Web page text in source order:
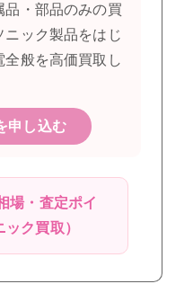
品・部品のみの買
ック製品をはじ
般を高価買取し
申し込む
場・査定ポイ
ク買取）